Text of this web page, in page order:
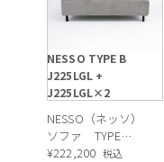
NESSO TYPE B
J225LGL +
J225LGL×2
NESSO（ネッソ）
ソファ TYPE
B（本体：
¥222,200 税込